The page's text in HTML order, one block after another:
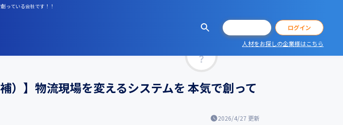
っている会社です！！
ログイン
人材をお探しの企業様はこちら
）】物流現場を変えるシステムを 本気で創って
2026/4/27 更新